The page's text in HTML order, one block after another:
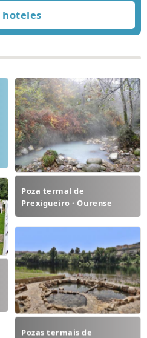
Poza termal de
Prexigueiro · Ourense
Pozas termais de